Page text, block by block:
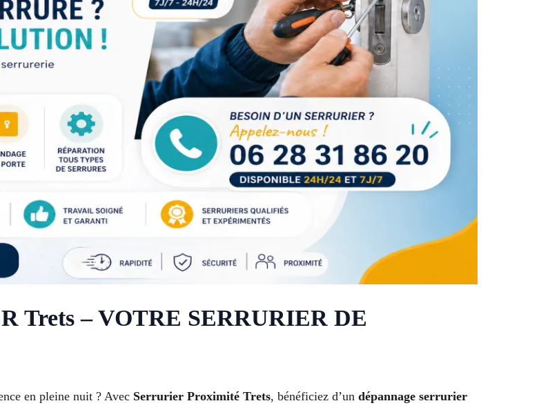
Trets – VOTRE SERRURIER DE
en pleine nuit ? Avec Serrurier Proximité Trets, bénéficiez d’un dépannage serrurier